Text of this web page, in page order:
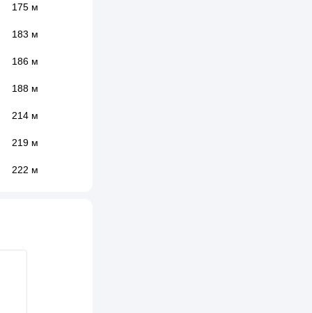
175 м
183 м
186 м
188 м
214 м
219 м
222 м
245 м